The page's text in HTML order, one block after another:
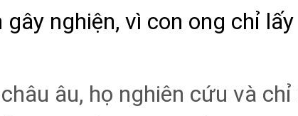
nghiện, vì con ong chỉ
âu, họ nghiên cứu và chỉ